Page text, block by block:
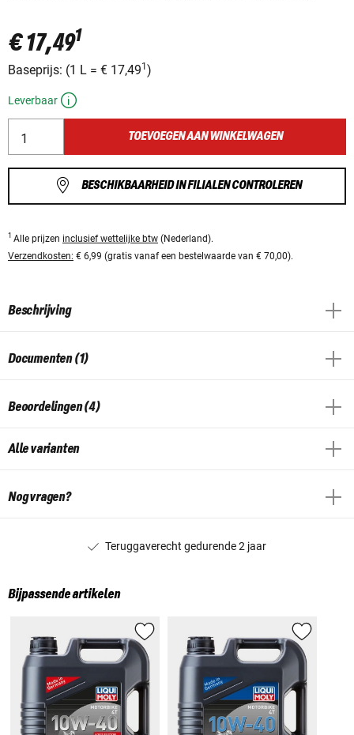
€ 17,491
Baseprijs: (1 L = € 17,491 )
Leverbaar
TOEVOEGEN AAN WINKELWAGEN
BESCHIKBAARHEID IN FILIALEN CONTROLEREN
1 Alle prijzen inclusief wettelijke btw (Nederland).
Verzendkosten: € 6,99 (gratis vanaf een bestelwaarde van € 70,00).
Beschrijving
Documenten (1)
Beoordelingen (4)
Alle varianten
Nog vragen?
Teruggaverecht gedurende 2 jaar
Bijpassende artikelen